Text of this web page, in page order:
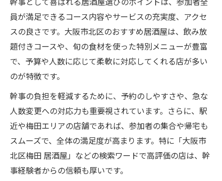
員が満足できるコース内容やサービスの充実度、アクセ
スの良さです。大阪市北区のおすすめ居酒屋は、飲み放
題付きコースや、旬の食材を使った特別メニューが豊富
で、予算や人数に応じて柔軟に対応してくれる店が多い
のが特徴です。
幹事の負担を軽減するために、予約のしやすさや、急な
人数変更への対応力も重要視されています。さらに、駅
近や梅田エリアの店舗であれば、参加者の集合や帰宅も
スムーズで、全体の満足度が高まります。特に「大阪市
北区梅田 居酒屋」などの検索ワードで高評価の店は、幹
事経験者からの信頼も厚いです。